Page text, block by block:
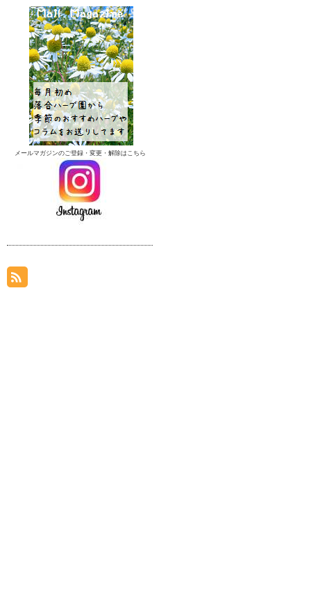
メールマガジンのご登録・変更・解除はこちら